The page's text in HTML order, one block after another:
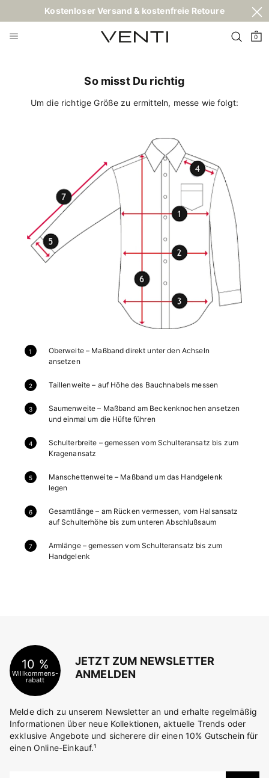
Kostenloser Versand & kostenfreie Retoure
0
So misst Du richtig
Um die richtige Größe zu ermitteln, messe wie folgt:
Oberweite – Maßband direkt unter den Achseln
ansetzen
Taillenweite – auf Höhe des Bauchnabels messen
Saumenweite – Maßband am Beckenknochen ansetzen
und einmal um die Hüfte führen
Schulterbreite – gemessen vom Schulteransatz bis zum
Kragenansatz
Manschettenweite – Maßband um das Handgelenk
legen
Gesamtlänge – am Rücken vermessen, vom Halsansatz
auf Schulterhöhe bis zum unteren Abschlußsaum
Armlänge – gemessen vom Schulteransatz bis zum
Handgelenk
10 %
Willkommens-
rabatt
JETZT ZUM NEWSLETTER
ANMELDEN
Melde dich zu unserem Newsletter an und erhalte regelmäßig
Informationen über neue Kollektionen, aktuelle Trends oder
exklusive Angebote und sicherere dir einen 10% Gutschein für
einen Online-Einkauf.¹